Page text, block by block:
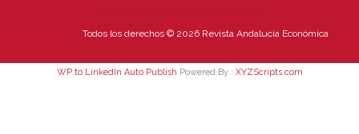
Todos los derechos © 2026 Revista Andalucía Económica
WP to LinkedIn Auto Publish Powered By : XYZScripts.com